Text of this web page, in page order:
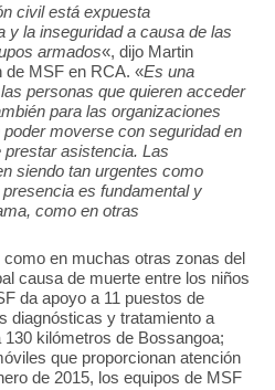
civil está expuesta
y la inseguridad a causa de las
armados«, dijo Martin
de MSF en RCA. «Es una
personas que quieren acceder
para las organizaciones
moverse con seguridad en
asistencia. Las
siendo tan urgentes como
es fundamental y
como en otras
en muchas otras zonas del
causa de muerte entre los niños
da apoyo a 11 puestos de
diagnósticas y tratamiento a
kilómetros de Bossangoa;
que proporcionan atención
de 2015, los equipos de MSF